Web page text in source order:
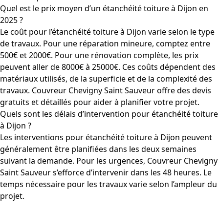
Quel est le prix moyen d’un étanchéité toiture à Dijon en
2025 ?
Le coût pour l’étanchéité toiture à Dijon varie selon le type
de travaux. Pour une réparation mineure, comptez entre
500€ et 2000€. Pour une rénovation complète, les prix
peuvent aller de 8000€ à 25000€. Ces coûts dépendent des
matériaux utilisés, de la superficie et de la complexité des
travaux. Couvreur Chevigny Saint Sauveur offre des devis
gratuits et détaillés pour aider à planifier votre projet.
Quels sont les délais d’intervention pour étanchéité toiture
à Dijon ?
Les interventions pour étanchéité toiture à Dijon peuvent
généralement être planifiées dans les deux semaines
suivant la demande. Pour les urgences, Couvreur Chevigny
Saint Sauveur s’efforce d’intervenir dans les 48 heures. Le
temps nécessaire pour les travaux varie selon l’ampleur du
projet.